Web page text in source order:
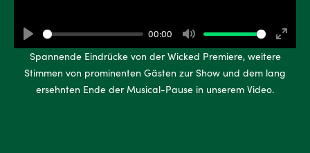
Spannende Eindrücke von der Wicked Premiere, weitere
Stimmen von prominenten Gästen zur Show und dem lang
ersehnten Ende der Musical-Pause in unserem Video.
Play
00:00
Mute
Enter